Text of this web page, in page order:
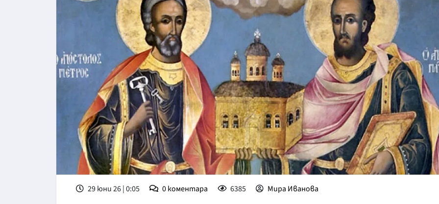
ПРАВОСЪДИЕ
КРИМИ
ВЯРА
ОБЯВИ
ВОЙНАТА В
ВРЕМЕТО
29 юни 26 | 0:05 0коментара 6385 Мира Иванова